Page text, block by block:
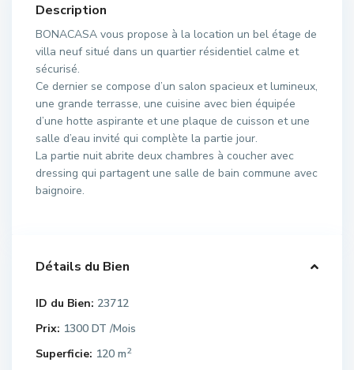
Description
BONACASA vous propose à la location un bel étage de
villa neuf situé dans un quartier résidentiel calme et
sécurisé.
Ce dernier se compose d’un salon spacieux et lumineux,
une grande terrasse, une cuisine avec bien équipée
d’une hotte aspirante et une plaque de cuisson et une
salle d’eau invité qui complète la partie jour.
La partie nuit abrite deux chambres à coucher avec
dressing qui partagent une salle de bain commune avec
baignoire.
Détails du Bien
ID du Bien: 23712
Prix: 1300 DT /Mois
Superficie: 120 m2